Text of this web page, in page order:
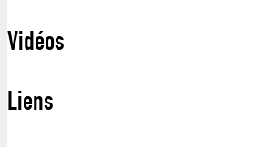
Vidéos
Liens